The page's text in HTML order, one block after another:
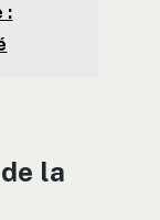
:
la